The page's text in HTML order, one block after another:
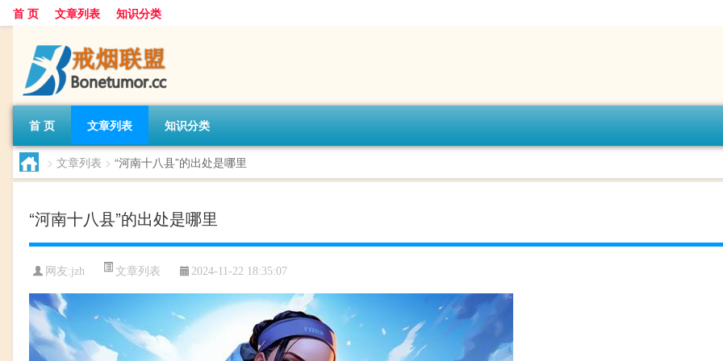
首 页 文章列表 知识分类
首 页 文章列表 知识分类
> 文章列表 > “河南十八县”的出处是哪里
“河南十八县”的出处是哪里
网友:jzh 文章列表 2024-11-22 18:35:07